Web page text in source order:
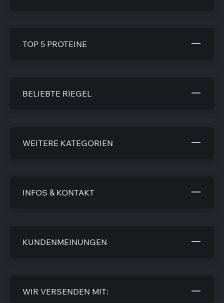
TOP 5 PROTEINE
BELIEBTE RIEGEL
WEITERE KATEGORIEN
INFOS & KONTAKT
KUNDENMEINUNGEN
WIR VERSENDEN MIT: